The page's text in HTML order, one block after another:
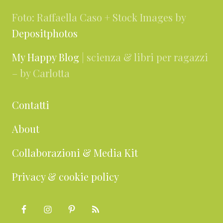
Foto: Raffaella Caso + Stock Images by
Depositphotos
My Happy Blog | scienza & libri per ragazzi
– by Carlotta
Contatti
About
Collaborazioni & Media Kit
Privacy & cookie policy